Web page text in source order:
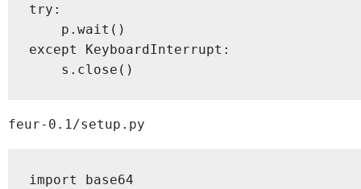
try:
    p.wait()
except KeyboardInterrupt:
    s.close()
feur-0.1/setup.py
import base64